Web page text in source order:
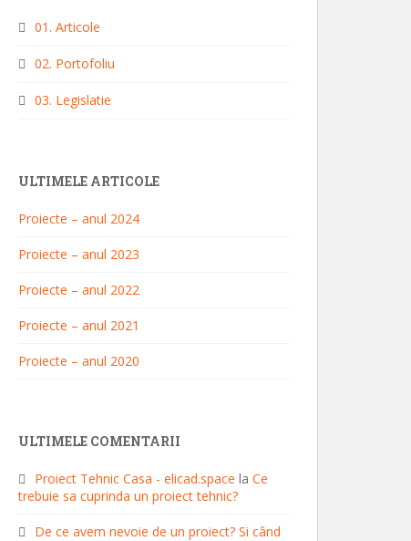
01. Articole
02. Portofoliu
03. Legislatie
ULTIMELE ARTICOLE
Proiecte – anul 2024
Proiecte – anul 2023
Proiecte – anul 2022
Proiecte – anul 2021
Proiecte – anul 2020
ULTIMELE COMENTARII
Proiect Tehnic Casa - elicad.space la Ce
trebuie sa cuprinda un proiect tehnic?
De ce avem nevoie de un proiect? Si când